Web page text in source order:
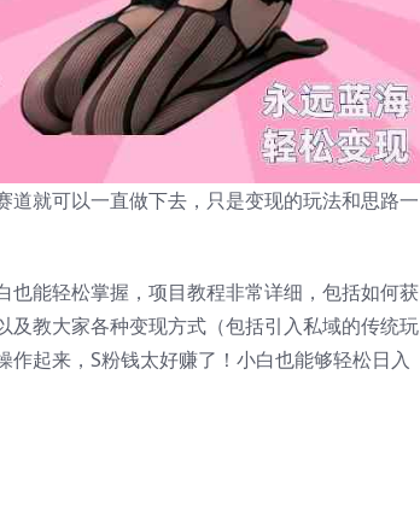
就可以一直做下去，只是变现的玩法和思路一
能轻松掌握，项目教程非常详细，包括如何获
教大家各种变现方式（包括引入私域的传统玩
起来，S粉钱太好赚了！小白也能够轻松日入